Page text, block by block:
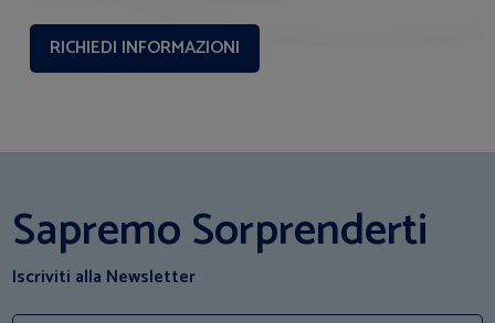
Sapremo Sorprenderti
Iscriviti alla Newsletter